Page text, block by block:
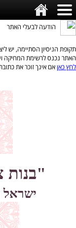
הודעה לבעלי האתר
תקופת הניסיון הסתיימה, יש
האתר נכנס לרשימת המחיקה
לחץ כאןאם אינך זוכר את
"בנות